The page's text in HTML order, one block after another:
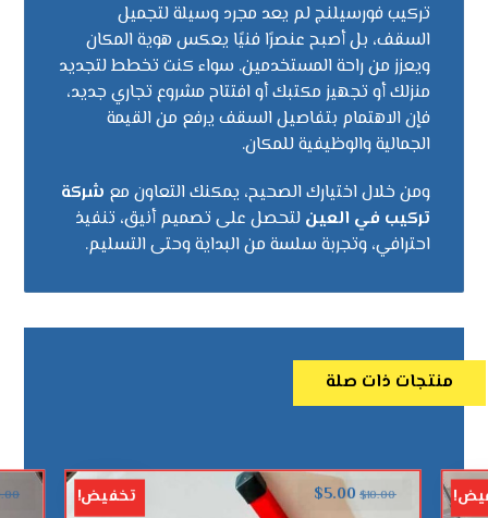
تركيب فورسيلنج لم يعد مجرد وسيلة لتجميل
السقف، بل أصبح عنصرًا فنيًا يعكس هوية المكان
ويعزز من راحة المستخدمين. سواء كنت تخطط لتجديد
منزلك أو تجهيز مكتبك أو افتتاح مشروع تجاري جديد،
فإن الاهتمام بتفاصيل السقف يرفع من القيمة
الجمالية والوظيفية للمكان.
ومن خلال اختيارك الصحيح، يمكنك التعاون مع شركة
تركيب في العين لتحصل على تصميم أنيق، تنفيذ
احترافي، وتجربة سلسة من البداية وحتى التسليم.
منتجات ذات صلة
$10.00
$5.00 تخفيض!